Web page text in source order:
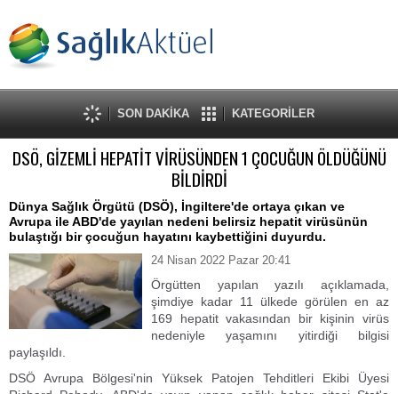
SON DAKİKA KATEGORİLER
DSÖ, GİZEMLİ HEPATİT VİRÜSÜNDEN 1 ÇOCUĞUN ÖLDÜĞÜNÜ
BİLDİRDİ
Dünya Sağlık Örgütü (DSÖ), İngiltere'de ortaya çıkan ve
Avrupa ile ABD'de yayılan nedeni belirsiz hepatit virüsünün
bulaştığı bir çocuğun hayatını kaybettiğini duyurdu.
24 Nisan 2022 Pazar 20:41
Örgütten yapılan yazılı açıklamada,
şimdiye kadar 11 ülkede görülen en az
169 hepatit vakasından bir kişinin virüs
nedeniyle yaşamını yitirdiği bilgisi
paylaşıldı.
DSÖ Avrupa Bölgesi'nin Yüksek Patojen Tehditleri Ekibi Üyesi